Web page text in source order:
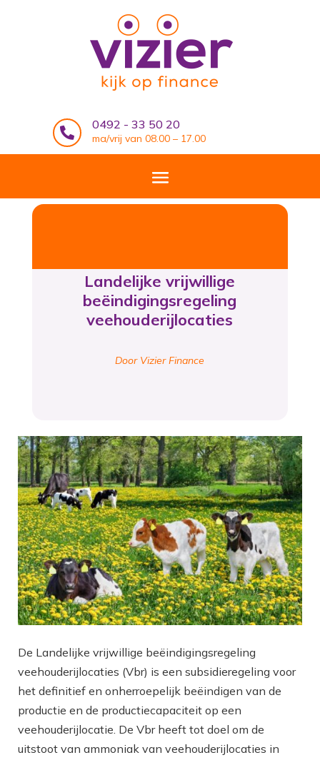

0492 - 33 50 20
ma/vrij van 08.00 – 17.00
Landelijke vrijwillige
beëindigingsregeling
veehouderijlocaties
Door Vizier Finance
De Landelijke vrijwillige beëindigingsregeling
veehouderijlocaties (Vbr) is een subsidieregeling voor
het definitief en onherroepelijk beëindigen van de
productie en de productiecapaciteit op een
veehouderijlocatie. De Vbr heeft tot doel om de
uitstoot van ammoniak van veehouderijlocaties in